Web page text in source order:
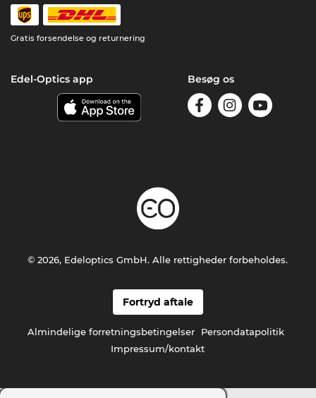
Gratis forsendelse og returnering
Edel-Optics app Besøg os
Fortryd aftale
Almindelige forretningsbetingelser
Persondatapolitik
Impressum/kontakt
© 2026, Edeloptics GmbH. Alle rettigheder forbeholdes.